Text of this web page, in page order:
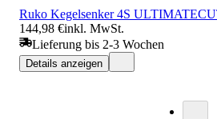
Ruko Kegelsenker 4S
144,98 €inkl. MwSt.
Lieferung bis 2-3 Wochen
Details anzeigen